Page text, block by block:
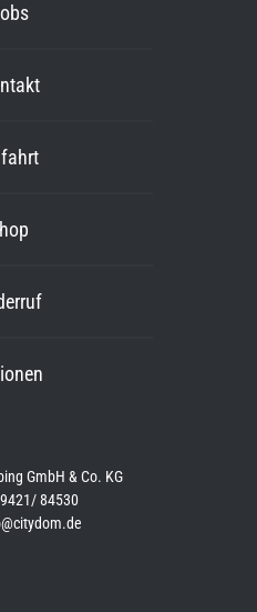
GmbH & Co. KG
84530